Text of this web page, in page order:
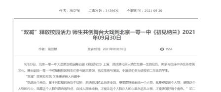
作者：海淀报 点击次数：34396次 创建时间：2021-09-30